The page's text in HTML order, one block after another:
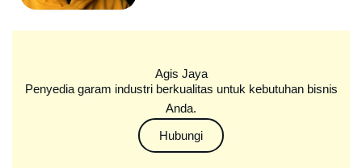
Agis Jaya
Penyedia garam industri berkualitas untuk kebutuhan bisnis
Anda.
Hubungi